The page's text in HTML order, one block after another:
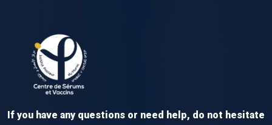
If you have any questions or need help, do not hesitate